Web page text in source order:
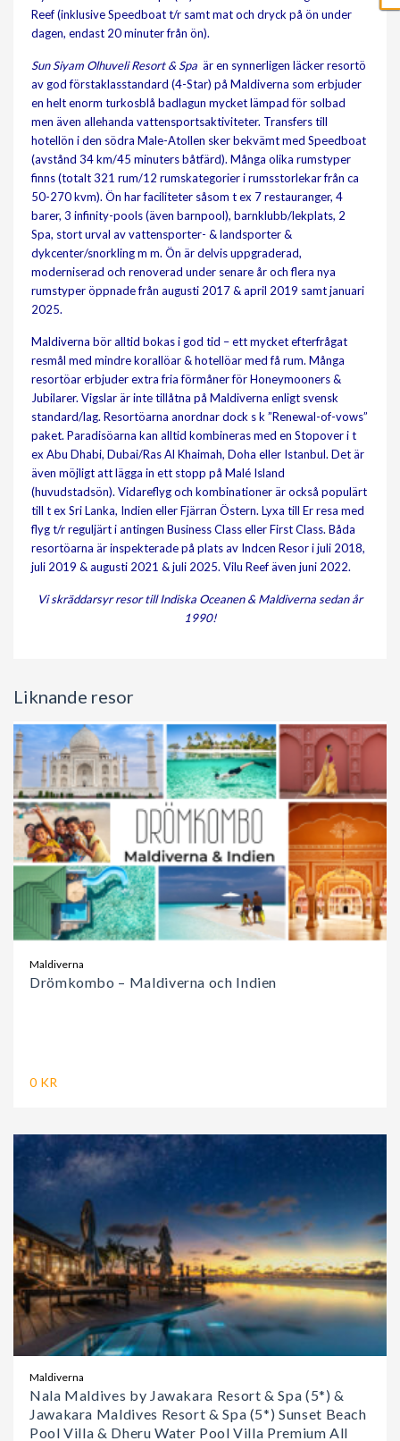
Reef (inklusive Speedboat t/r samt mat och dryck på ön under
dagen, endast 20 minuter från ön).
Sun Siyam Olhuveli Resort & Spa är en synnerligen läcker resortö
av god förstaklasstandard (4-Star) på Maldiverna som erbjuder
en helt enorm turkosblå badlagun mycket lämpad för solbad
men även allehanda vattensportsaktiviteter. Transfers till
hotellön i den södra Male-Atollen sker bekvämt med Speedboat
(avstånd 34 km/45 minuters båtfärd). Många olika rumstyper
finns (totalt 321 rum/12 rumskategorier i rumsstorlekar från ca
50-270 kvm). Ön har faciliteter såsom t ex 7 restauranger, 4
barer, 3 infinity-pools (även barnpool), barnklubb/lekplats, 2
Spa, stort urval av vattensporter- & landsporter &
dykcenter/snorkling m m. Ön är delvis uppgraderad,
moderniserad och renoverad under senare år och flera nya
rumstyper öppnade från augusti 2017 & april 2019 samt januari
2025.
Maldiverna bör alltid bokas i god tid – ett mycket efterfrågat
resmål med mindre korallöar & hotellöar med få rum. Många
resortöar erbjuder extra fria förmåner för Honeymooners &
Jubilarer. Vigslar är inte tillåtna på Maldiverna enligt svensk
standard/lag. Resortöarna anordnar dock s k ”Renewal-of-vows”
paket. Paradisöarna kan alltid kombineras med en Stopover i t
ex Abu Dhabi, Dubai/Ras Al Khaimah, Doha eller Istanbul. Det är
även möjligt att lägga in ett stopp på Malé Island
(huvudstadsön). Vidareflyg och kombinationer är också populärt
till t ex Sri Lanka, Indien eller Fjärran Östern. Lyxa till Er resa med
flyg t/r reguljärt i antingen Business Class eller First Class. Båda
resortöarna är inspekterade på plats av Indcen Resor i juli 2018,
juli 2019 & augusti 2021 & juli 2025. Vilu Reef även juni 2022.
Vi skräddarsyr resor till Indiska Oceanen & Maldiverna sedan år
1990!
Liknande resor
Maldiverna
Drömkombo – Maldiverna och Indien
0 KR
Maldiverna
Nala Maldives by Jawakara Resort & Spa (5*) &
Jawakara Maldives Resort & Spa (5*) Sunset Beach
Pool Villa & Dheru Water Pool Villa Premium All